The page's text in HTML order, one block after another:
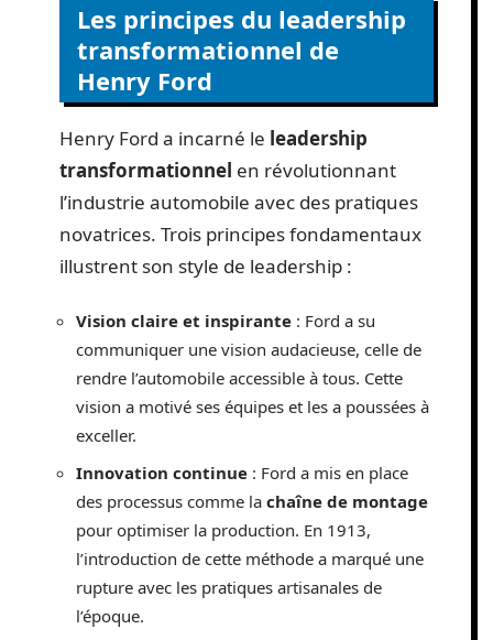
Les principes du leadership
transformationnel de
Henry Ford
Henry Ford a incarné le leadership
transformationnel en révolutionnant
l’industrie automobile avec des pratiques
novatrices. Trois principes fondamentaux
illustrent son style de leadership :
Vision claire et inspirante : Ford a su
communiquer une vision audacieuse, celle de
rendre l’automobile accessible à tous. Cette
vision a motivé ses équipes et les a poussées à
exceller.
Innovation continue : Ford a mis en place
des processus comme la chaîne de montage
pour optimiser la production. En 1913,
l’introduction de cette méthode a marqué une
rupture avec les pratiques artisanales de
l’époque.